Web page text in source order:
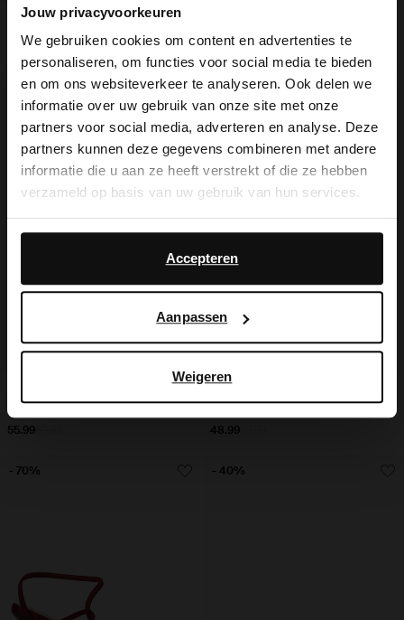
Jouw privacyvoorkeuren
We gebruiken cookies om content en advertenties te
personaliseren, om functies voor social media te bieden
en om ons websiteverkeer te analyseren. Ook delen we
informatie over uw gebruik van onze site met onze
partners voor social media, adverteren en analyse. Deze
partners kunnen deze gegevens combineren met andere
informatie die u aan ze heeft verstrekt of die ze hebben
verzameld op basis van uw gebruik van hun services.
Daarnaast werken wij samen met Google voor
advertentie- en meetdoeleinden. Meer informatie over
hoe Google uw persoonsgegevens gebruikt, vindt u op
Accepteren
Aanpassen
Weigeren
59.99
41.99 74.98
30.00
55.99
- 20%
48.99
- 30%
- 70% - 40%
×
View this website in English?
It looks like your language isn't Dutch. Would
you like to switch to English?
English
No, stay in Dutch